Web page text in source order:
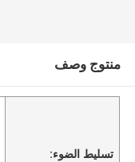
منتوج وصف
تسليط الضوء: